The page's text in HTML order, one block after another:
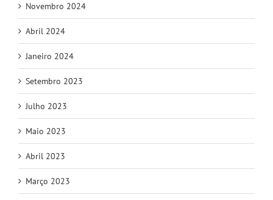
Novembro 2024
Abril 2024
Janeiro 2024
Setembro 2023
Julho 2023
Maio 2023
Abril 2023
Março 2023